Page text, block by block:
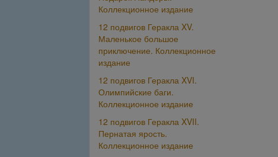
Коллекционное издание
12 подвигов Геракла XV.
Маленькое большое
приключение. Коллекционное
издание
12 подвигов Геракла XVI.
Олимпийские баги.
Коллекционное издание
12 подвигов Геракла XVII.
Пернатая ярость.
Коллекционное издание